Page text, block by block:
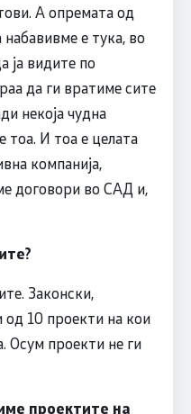
А опремата од
е тука, во
ја видите по
да ги вратиме сите
некоја чудна
тоа. И тоа е целата
компанија,
договори во САД и,
Законски,
10 проекти на кои
Осум проекти не ги
проектите на